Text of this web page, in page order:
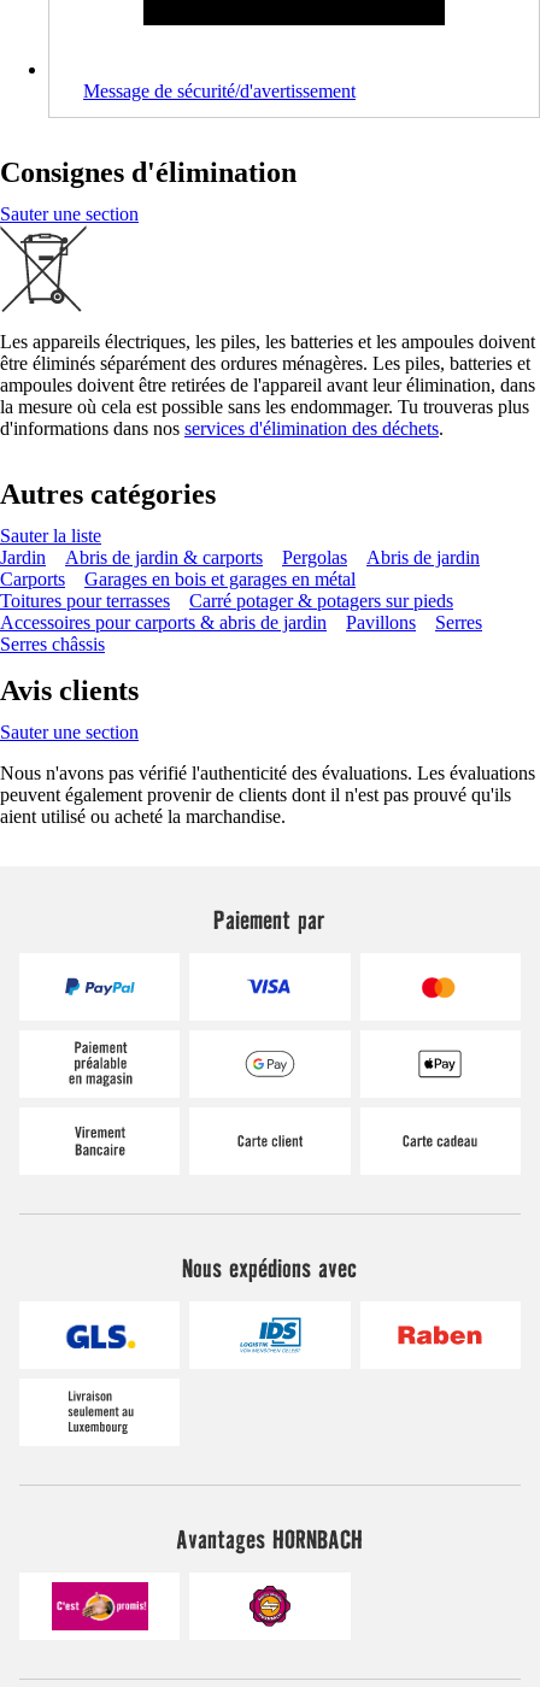
Message de sécurité/d'avertissement
Consignes d'élimination
Sauter une section
Les appareils électriques, les piles, les batteries et les ampoules doivent
être éliminés séparément des ordures ménagères. Les piles, batteries et
ampoules doivent être retirées de l'appareil avant leur élimination, dans
la mesure où cela est possible sans les endommager. Tu trouveras plus
d'informations dans nos services d'élimination des déchets.
Autres catégories
Sauter la liste
Jardin
Abris de jardin & carports Pergolas
Abris de jardin
Carports
Garages en bois et garages en métal
Toitures pour terrasses
Carré potager & potagers sur pieds
Accessoires pour carports & abris de jardin
Pavillons
Serres
Serres châssis
Avis clients
Sauter une section
Nous n'avons pas vérifié l'authenticité des évaluations. Les évaluations
peuvent également provenir de clients dont il n'est pas prouvé qu'ils
aient utilisé ou acheté la marchandise.
Paiement par
Nous expédions avec
Avantages HORNBACH